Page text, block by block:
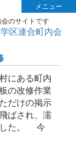
メニュー
のサイトです
区連合町内会
にある町内
の改修作業
だけの掲示
ばされ、濡
した。 今